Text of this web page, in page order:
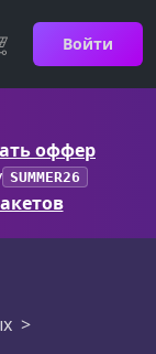
Войти
оффер
SUMMER26